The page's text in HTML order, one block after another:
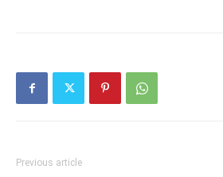
Previous article